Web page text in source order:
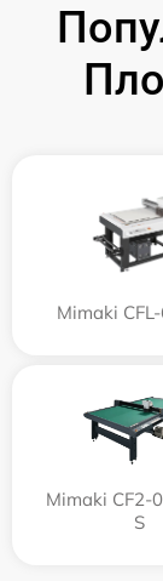
Mimaki
Mimaki CF2-
S